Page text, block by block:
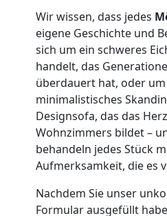
Wir wissen, dass jedes
eigene Geschichte und
sich um ein schweres
handelt, das
überdauert hat, oder
minimalistisches
Designsofa, das das
Wohnzimmers bildet –
behandeln jedes Stück
Aufmerksamkeit, die es
Nachdem Sie unser
Formular ausgefüllt
Möbellift
Feldkirch
Übersiedlung
Feldkirch